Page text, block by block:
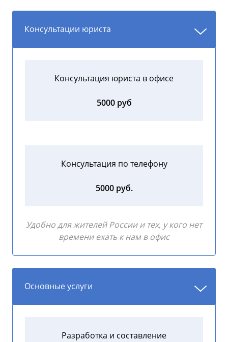
Консультации юриста
Консультация юриста в офисе
5000 руб
Консультация по телефону
5000 руб.
Удобно для жителей России и тех, у кого нет
времени ехать к нам в офис
Основные услуги
Разработка и составление